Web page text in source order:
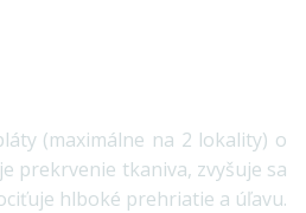
(maximálne na 2 lokality) o
prekrvenie tkaniva, zvyšuje sa
hlboké prehriatie a úľavu.